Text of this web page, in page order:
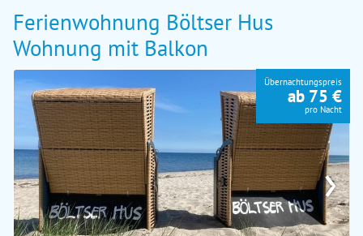
Ferienwohnung Böltser Hus
Wohnung mit Balkon
›
Übernachtungspreis
ab 75 €
pro Nacht